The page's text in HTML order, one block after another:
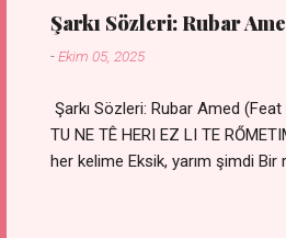
Şarkı Sözleri: Rubar
-Ekim 05, 2025
Şarkı Sözleri: Rubar Amed
TU NE TÊ HERI EZ LI TE
her kelime Eksik, yarım şimdi
durmuyor Tu yi bihare min Ez